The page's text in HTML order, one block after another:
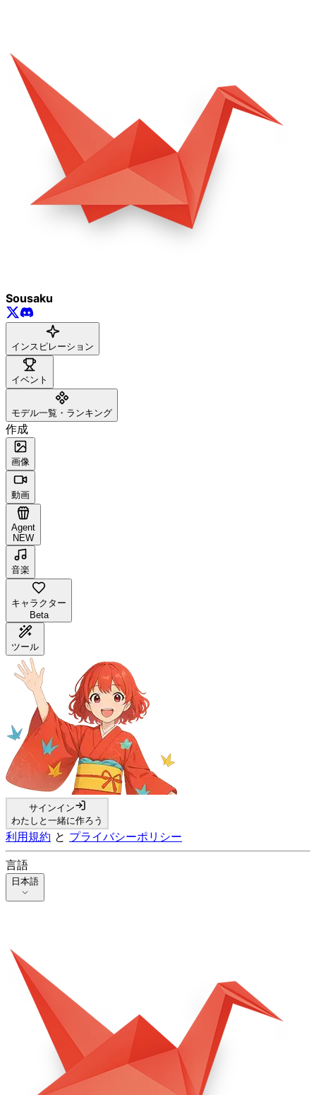
Sousaku
インスピレーション
イベント
モデル一覧・ランキング
作成
画像
動画
Agent
NEW
音楽
キャラクター
Beta
ツール
サインイン
わたしと一緒に作ろう
利用規約 と プライバシーポリシー
言語
日本語